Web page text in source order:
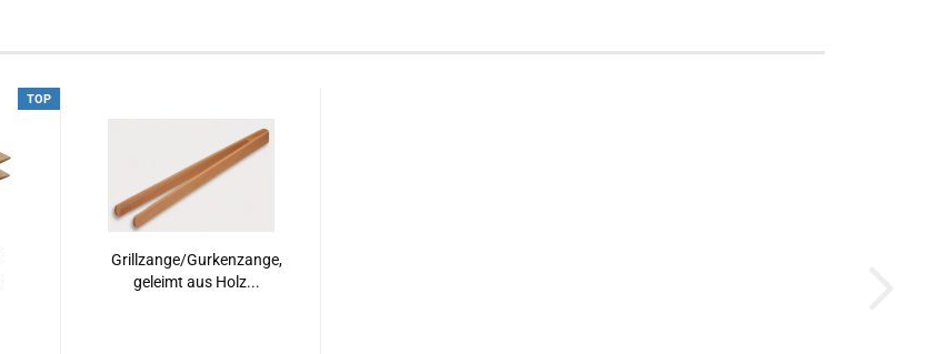
TOP
Grillzange/Gurkenzange,
geleimt aus Holz...